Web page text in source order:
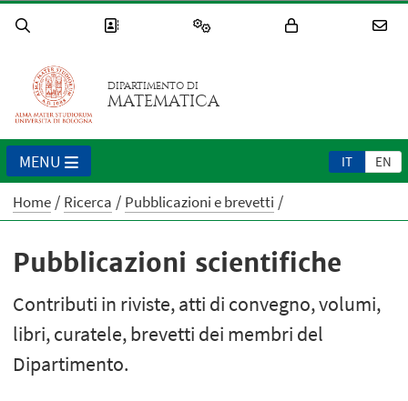
DIPARTIMENTO DI
MATEMATICA
IT EN
MENU
Home Ricerca Pubblicazioni e brevetti
Pubblicazioni scientifiche
Contributi in riviste, atti di convegno, volumi,
libri, curatele, brevetti dei membri del
Dipartimento.